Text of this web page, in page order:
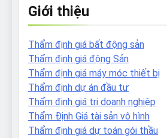
Giới thiệu
Thẩm định giá bất động sản
Thẩm định giá động Sản
Thẩm định giá máy móc thiết bị
Thẩm định dự án đầu tư
Thẩm định giá tri doanh nghiệp
Thẩm Định Giá tài sản vô hình
Thẩm định giá dự toán gói thầu